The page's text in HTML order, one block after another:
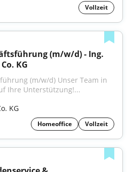
Vollzeit
(m/w/d) - Ing.
KG
(m/w/d) Unser Team in
Ihre Unterstützung!...
KG
Homeoffice Vollzeit